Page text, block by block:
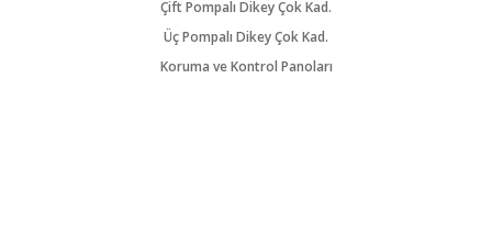
Çift Pompalı Dikey Çok Kad.
Üç Pompalı Dikey Çok Kad.
Koruma ve Kontrol Panoları